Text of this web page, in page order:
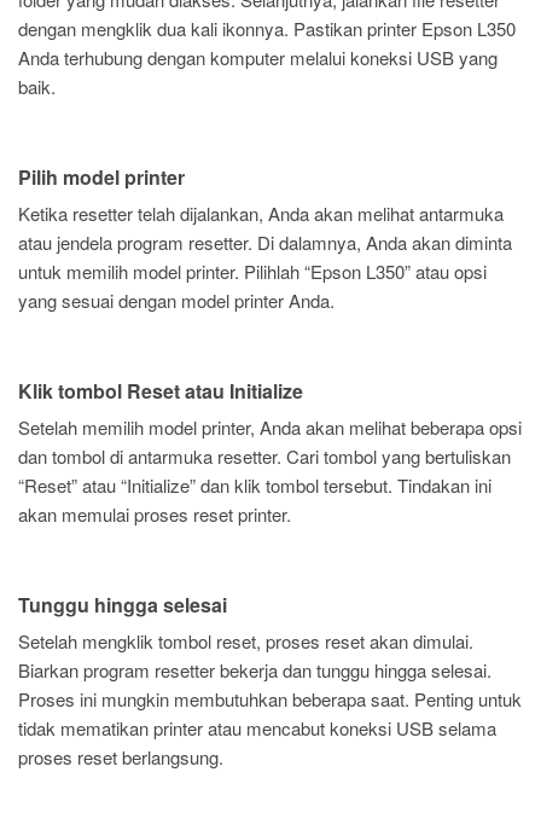
dengan mengklik dua kali ikonnya. Pastikan printer Epson L350
Anda terhubung dengan komputer melalui koneksi USB yang
baik.
Pilih model printer
Ketika resetter telah dijalankan, Anda akan melihat antarmuka
atau jendela program resetter. Di dalamnya, Anda akan diminta
untuk memilih model printer. Pilihlah “Epson L350” atau opsi
yang sesuai dengan model printer Anda.
Klik tombol Reset atau Initialize
Setelah memilih model printer, Anda akan melihat beberapa opsi
dan tombol di antarmuka resetter. Cari tombol yang bertuliskan
“Reset” atau “Initialize” dan klik tombol tersebut. Tindakan ini
akan memulai proses reset printer.
Tunggu hingga selesai
Setelah mengklik tombol reset, proses reset akan dimulai.
Biarkan program resetter bekerja dan tunggu hingga selesai.
Proses ini mungkin membutuhkan beberapa saat. Penting untuk
tidak mematikan printer atau mencabut koneksi USB selama
proses reset berlangsung.